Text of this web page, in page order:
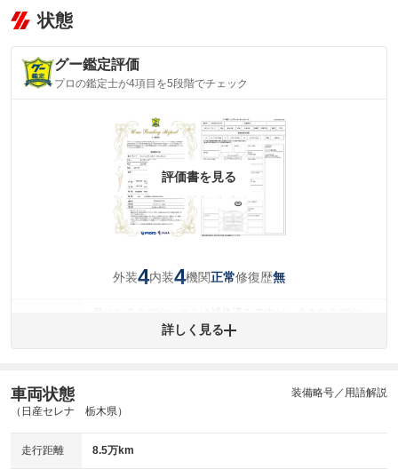
状態
グー鑑定評価
プロの鑑定士が4項目を5段階でチェック
評価書を見る
外装4内装4機関正常修復歴無
コミが残っています。
(内装状態)
機関 主要機関に不具合はありません。
修復歴 詳細は鑑定書をご確認ください。
詳しく見る
車両状態
（日産セレナ 栃木県）
装備略号／用語解説
走行距離 8.5万km